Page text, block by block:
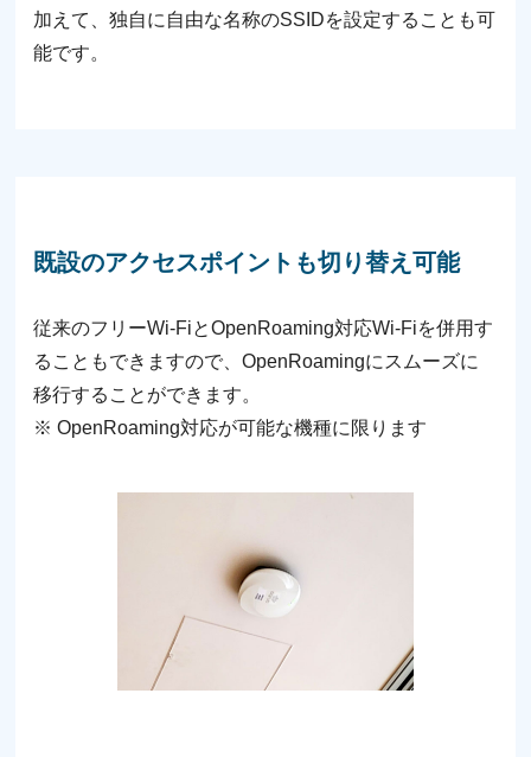
加えて、独⾃に⾃由な名称のSSIDを設定することも可
能です。
既設のアクセスポイントも切り替え可能
従来のフリーWi-FiとOpenRoaming対応Wi-Fiを併⽤す
ることもできますので、OpenRoamingにスムーズに
移⾏することができます。
※ OpenRoaming対応が可能な機種に限ります